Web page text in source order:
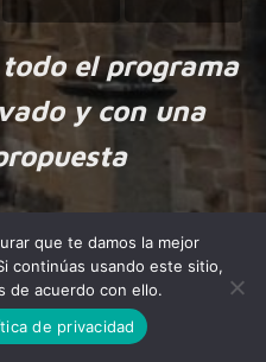
el programa
y con una
with love.
que te damos la mejor
continúas usando este sitio,
de acuerdo con ello.
de privacidad